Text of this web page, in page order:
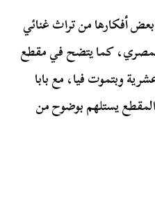
أفكارها من تراث غنائي
كما يتضح في مقطع
وبتموت فيا، مع بابا
يستلهم بوضوح من